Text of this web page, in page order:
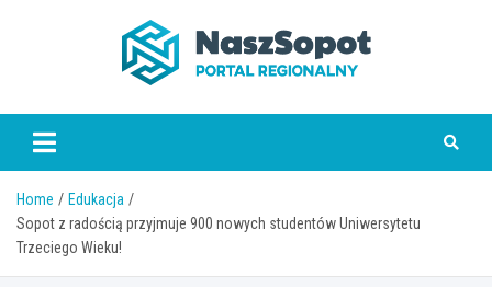
www.naszsopot.pl
Home
Edukacja
Sopot z radością przyjmuje 900 nowych studentów Uniwersytetu
Trzeciego Wieku!